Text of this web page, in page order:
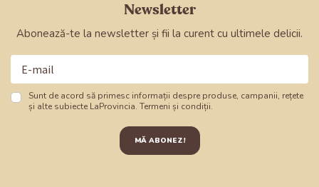
Newsletter
Abonează-te la newsletter și fii la curent cu ultimele delicii.
Sunt de acord să primesc informații despre produse, campanii, rețete
și alte subiecte LaProvincia. Termeni și condiții.
MĂ ABONEZ!